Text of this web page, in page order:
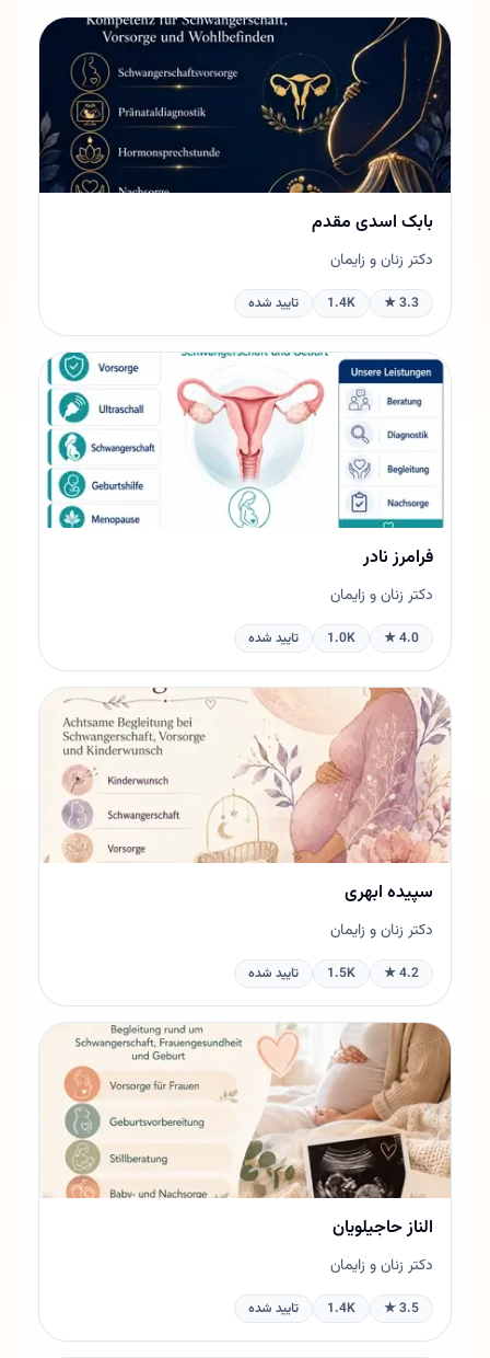
بابک اسدی مقدم
دکتر زنان و زایمان
3.3 ★
1.4K تایید شده
فرامرز نادر
دکتر زنان و زایمان
4.0 ★
1.0K تایید شده
سپیده ابهری
دکتر زنان و زایمان
4.2 ★
1.5K تایید شده
الناز حاجیلویان
دکتر زنان و زایمان
3.5 ★
1.4K تایید شده